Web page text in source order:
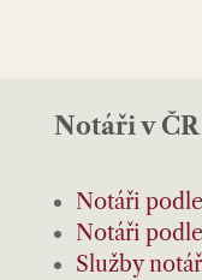
Notáři v ČR
Notáři
Notáři
Služby